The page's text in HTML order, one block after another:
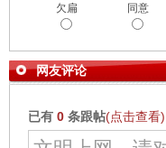
欠扁 同意
网友评论
已有 0 条跟帖(点击查看)